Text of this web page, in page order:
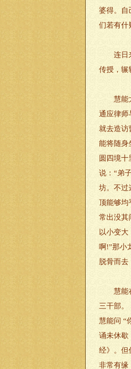
婆得。自
们若有什
连日来
传授，辗
慧能大
通应律师
就去造访
能将随身
圆四境
说：“弟
坊。不过
顶能够均
常出没其
以小变
啊!”那小
脱骨而去
慧能在
三干部。
慧能问 “
诵未休歇
经》。但
非常有缘